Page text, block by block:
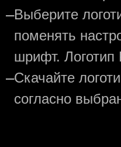
—Выберите
поменять
шрифт. Логотип
—Скачайте
согласно